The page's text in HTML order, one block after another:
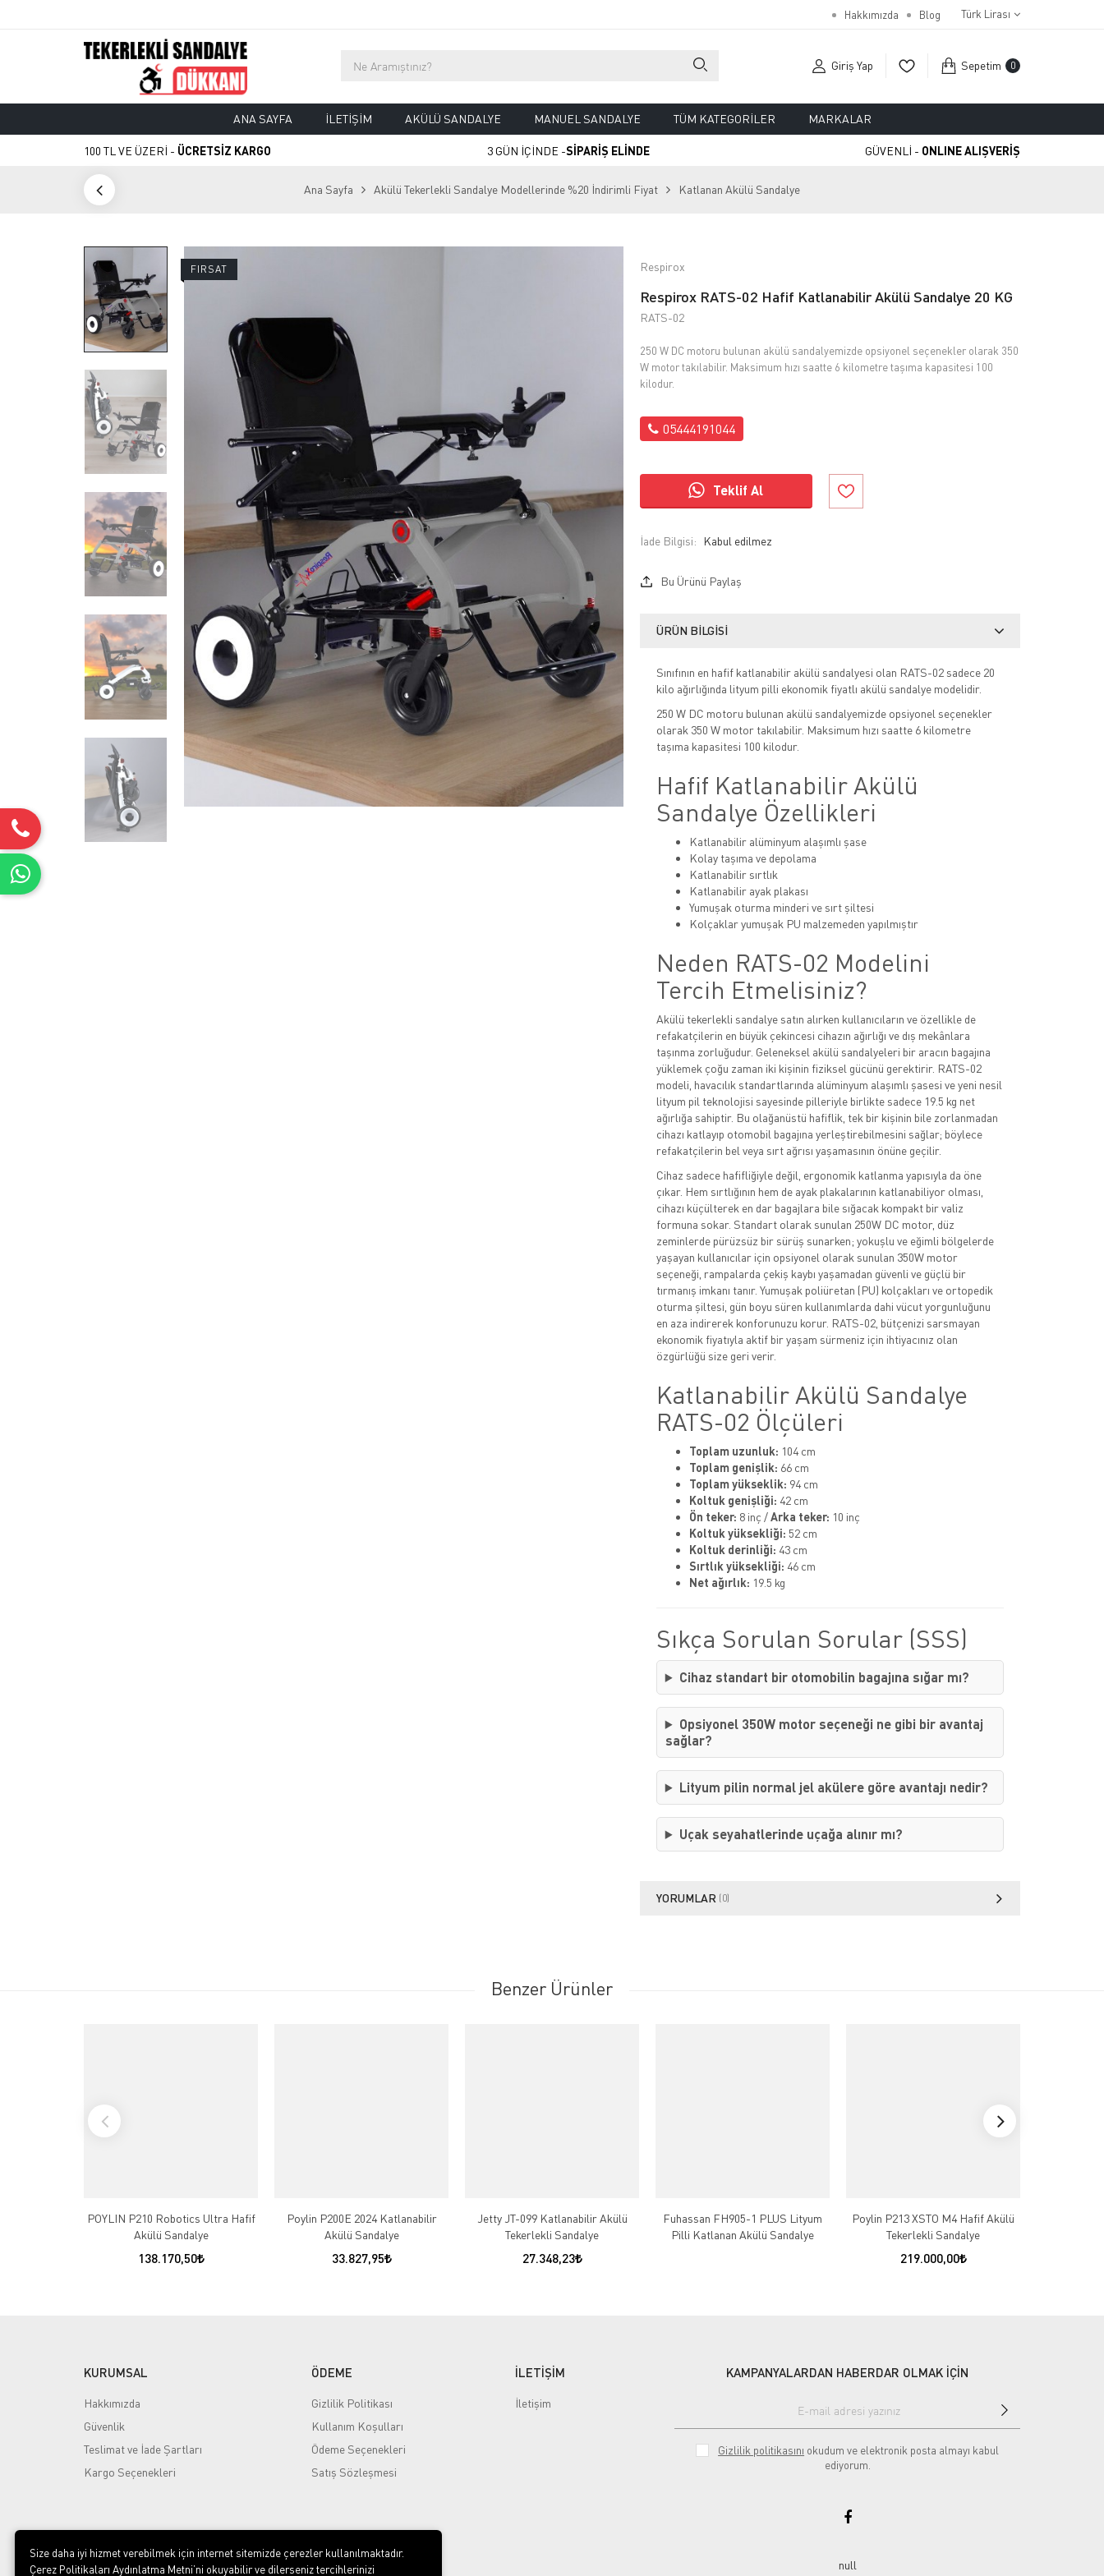
Hakkımızda Blog Türk Lirası
Giriş Yap Sepetim 0
ANA SAYFA İLETIŞIM AKÜLÜ SANDALYE MANUEL SANDALYE TÜM KATEGORILER MARKALAR
100 TL VE ÜZERİ - ÜCRETSİZ KARGO 3 GÜN İÇİNDE -SİPARİŞ ELİNDE GÜVENLİ - ONLINE ALIŞVERİŞ
Ana Sayfa Akülü Tekerlekli Sandalye Modellerinde %20 İndirimli Fiyat Katlanan Akülü Sandalye
FIRSAT Respirox
Respirox RATS-02 Hafif Katlanabilir Akülü Sandalye 20 KG
RATS-02
250 W DC motoru bulunan akülü sandalyemizde opsiyonel seçenekler olarak 350
W motor takılabilir. Maksimum hızı saatte 6 kilometre taşıma kapasitesi 100
kilodur.
05444191044
Teklif Al
İade Bilgisi:
Bu Ürünü Paylaş
ÜRÜN BILGISI
Sınıfının en hafif katlanabilir akülü sandalyesi olan RATS-02 sadece 20
kilo ağırlığında lityum pilli ekonomik fiyatlı akülü sandalye modelidir.
250 W DC motoru bulunan akülü sandalyemizde opsiyonel seçenekler
olarak 350 W motor takılabilir. Maksimum hızı saatte 6 kilometre
taşıma kapasitesi 100 kilodur.
Hafif Katlanabilir Akülü
Sandalye Özellikleri
Katlanabilir alüminyum alaşımlı şase
Kolay taşıma ve depolama
Katlanabilir sırtlık
Katlanabilir ayak plakası
Yumuşak oturma minderi ve sırt şiltesi
Kolçaklar yumuşak PU malzemeden yapılmıştır
Neden RATS-02 Modelini
Tercih Etmelisiniz?
Akülü tekerlekli sandalye satın alırken kullanıcıların ve özellikle de
refakatçilerin en büyük çekincesi cihazın ağırlığı ve dış mekânlara
taşınma zorluğudur. Geleneksel akülü sandalyeleri bir aracın bagajına
yüklemek çoğu zaman iki kişinin fiziksel gücünü gerektirir. RATS-02
modeli, havacılık standartlarında alüminyum alaşımlı şasesi ve yeni nesil
lityum pil teknolojisi sayesinde pilleriyle birlikte sadece 19.5 kg net
ağırlığa sahiptir. Bu olağanüstü hafiflik, tek bir kişinin bile zorlanmadan
cihazı katlayıp otomobil bagajına yerleştirebilmesini sağlar; böylece
refakatçilerin bel veya sırt ağrısı yaşamasının önüne geçilir.
Cihaz sadece hafifliğiyle değil, ergonomik katlanma yapısıyla da öne
çıkar. Hem sırtlığının hem de ayak plakalarının katlanabiliyor olması,
cihazı küçülterek en dar bagajlara bile sığacak kompakt bir valiz
formuna sokar. Standart olarak sunulan 250W DC motor, düz
zeminlerde pürüzsüz bir sürüş sunarken; yokuşlu ve eğimli bölgelerde
yaşayan kullanıcılar için opsiyonel olarak sunulan 350W motor
seçeneği, rampalarda çekiş kaybı yaşamadan güvenli ve güçlü bir
tırmanış imkanı tanır. Yumuşak poliüretan (PU) kolçakları ve ortopedik
oturma şiltesi, gün boyu süren kullanımlarda dahi vücut yorgunluğunu
en aza indirerek konforunuzu korur. RATS-02, bütçenizi sarsmayan
ekonomik fiyatıyla aktif bir yaşam sürmeniz için ihtiyacınız olan
özgürlüğü size geri verir.
Katlanabilir Akülü Sandalye
RATS-02 Ölçüleri
Toplam uzunluk: 104 cm
Toplam genişlik: 66 cm
Toplam yükseklik: 94 cm
Koltuk genişliği: 42 cm
Ön teker: 8 inç /Arka teker: 10 inç
Koltuk yüksekliği: 52 cm
Koltuk derinliği: 43 cm
Sırtlık yüksekliği: 46 cm
Net ağırlık: 19.5 kg
Sıkça Sorulan Sorular (SSS)
Cihaz standart bir otomobilin bagajına sığar mı?
Opsiyonel 350W motor seçeneği ne gibi bir avantaj
sağlar?
Lityum pilin normal jel akülere göre avantajı nedir?
Uçak seyahatlerinde uçağa alınır mı?
YORUMLAR (0)
Benzer Ürünler
POYLIN P210 Robotics Ultra Hafif
Akülü Sandalye
138.170,50
Poylin P200E 2024 Katlanabilir
Jetty JT-099 Katlanabilir Akülü
Tekerlekli Sandalye
27.348,23
Fuhassan FH905-1 PLUS Lityum
Pilli Katlanan Akülü Sandalye
Poylin P213 XSTO M4 Hafif Akülü
Tekerlekli Sandalye
219.000,00
KURUMSAL
Hakkımızda
Güvenlik
ÖDEME
Gizlilik Politikası
Kullanım Koşulları
KAMPANYALARDAN HABERDAR OLMAK İÇİN
ediyorum.
Size daha iyi hizmet verebilmek için internet sitemizde çerezler kullanılmaktadır.
Çerez Politikaları Aydınlatma Metni’ni okuyabilir ve dilerseniz tercihlerinizi